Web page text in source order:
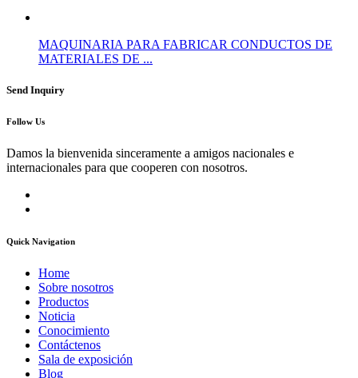
MAQUINARIA PARA FABRICAR CONDUCTOS DE
MATERIALES DE ...
Send Inquiry
Follow Us
Damos la bienvenida sinceramente a amigos nacionales e
internacionales para que cooperen con nosotros.
Quick Navigation
Home
Sobre nosotros
Productos
Noticia
Conocimiento
Contáctenos
Sala de exposición
Blog